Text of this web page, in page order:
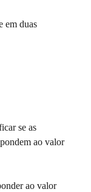
em duas
se as
ao valor
ao valor